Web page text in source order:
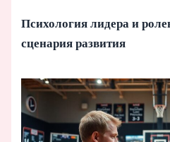
Психология лидера и
сценария развития